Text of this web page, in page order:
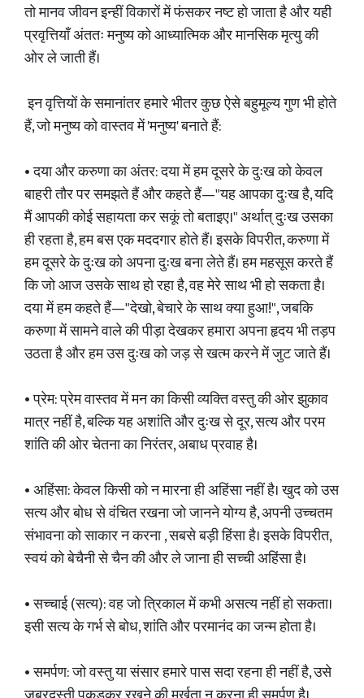
तो मानव जीवन इन्हीं विकारों में फंसकर नष्ट हो जाता है और यही
प्रवृत्तियाँ अंततः मनुष्य को आध्यात्मिक और मानसिक मृत्यु की
ओर ले जाती हैं।
इन वृत्तियों के समानांतर हमारे भीतर कुछ ऐसे बहुमूल्य गुण भी होते
हैं, जो मनुष्य को वास्तव में 'मनुष्य' बनाते हैं:
• दया और करुणा का अंतर: दया में हम दूसरे के दुःख को केवल
बाहरी तौर पर समझते हैं और कहते हैं—"यह आपका दुःख है, यदि
मैं आपकी कोई सहायता कर सकूं तो बताइए।" अर्थात् दुःख उसका
ही रहता है, हम बस एक मददगार होते हैं। इसके विपरीत, करुणा में
हम दूसरे के दुःख को अपना दुःख बना लेते हैं। हम महसूस करते हैं
कि जो आज उसके साथ हो रहा है, वह मेरे साथ भी हो सकता है।
दया में हम कहते हैं—"देखो, बेचारे के साथ क्या हुआ!", जबकि
करुणा में सामने वाले की पीड़ा देखकर हमारा अपना हृदय भी तड़प
उठता है और हम उस दुःख को जड़ से खत्म करने में जुट जाते हैं।
• प्रेम: प्रेम वास्तव में मन का किसी व्यक्ति वस्तु की ओर झुकाव
मात्र नहीं है, बल्कि यह अशांति और दुःख से दूर, सत्य और परम
शांति की ओर चेतना का निरंतर, अबाध प्रवाह है।
• अहिंसा: केवल किसी को न मारना ही अहिंसा नहीं है। खुद को उस
सत्य और बोध से वंचित रखना जो जानने योग्य है, अपनी उच्चतम
संभावना को साकार न करना , सबसे बड़ी हिंसा है। इसके विपरीत,
स्वयं को बेचैनी से चैन की और ले जाना ही सच्ची अहिंसा है।
• सच्चाई (सत्य): वह जो त्रिकाल में कभी असत्य नहीं हो सकता।
इसी सत्य के गर्भ से बोध, शांति और परमानंद का जन्म होता है।
• समर्पण: जो वस्तु या संसार हमारे पास सदा रहना ही नहीं है, उसे